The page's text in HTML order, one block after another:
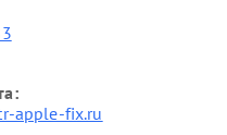
apple-fix.ru